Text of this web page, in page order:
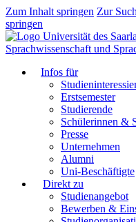
Zum Inhalt springen Zur
springen
Sprachwissenschaft und
Infos für
Erstsemester
Studierende
Schülerinnen &
Presse
Unternehmen
Alumni
Uni-Beschäftigte
Direkt zu
Studienangebot
Bewerben &